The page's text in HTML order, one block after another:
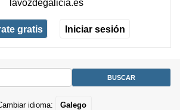
lavozdegalicia.es
gratis Iniciar sesión
idioma: Galego